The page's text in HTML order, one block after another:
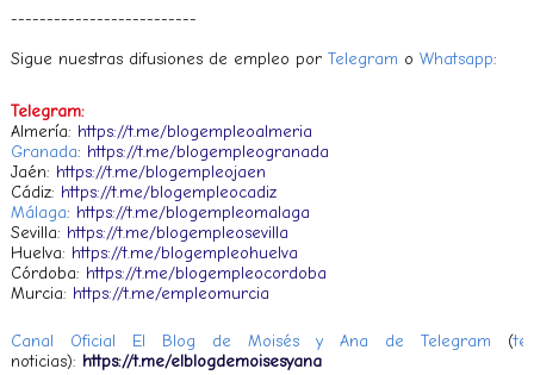
--------------------------
Sigue nuestras difusiones de empleo por Telegram o Whatsapp:
Telegram:
Almería: https://t.me/blogempleoalmeria
Granada: https://t.me/blogempleogranada
Jaén: https://t.me/blogempleojaen
Cádiz: https://t.me/blogempleocadiz
Málaga: https://t.me/blogempleomalaga
Sevilla: https://t.me/blogempleosevilla
Huelva: https://t.me/blogempleohuelva
Córdoba: https://t.me/blogempleocordoba
Murcia: https://t.me/empleomurcia
Canal Oficial El Blog de Moisés y Ana de Telegram (
noticias): https://t.me/elblogdemoisesyana